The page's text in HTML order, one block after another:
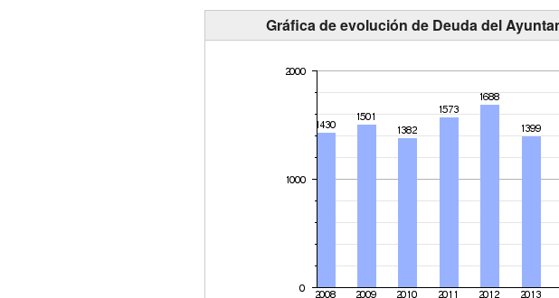
Gráfica de evolución de Deuda del